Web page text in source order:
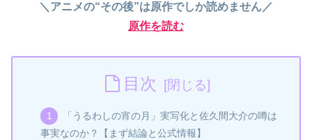
＼アニメの“その後”は原作でしか読めません／
原作を読む
目次
「うるわしの宵の月」実写化と佐久間大介の噂は
事実なのか？【まず結論と公式情報】